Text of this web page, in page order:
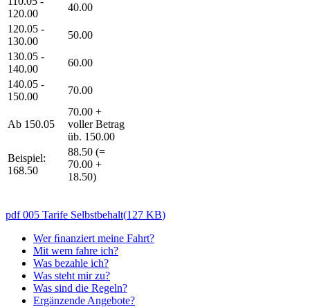
120.00
40.00
120.05 -
130.00
50.00
130.05 -
140.00
60.00
140.05 -
150.00
70.00
Ab 150.05
70.00 +
voller Betrag
üb. 150.00
Beispiel:
168.50
88.50 (=
70.00 +
18.50)
pdf005 Tarife Selbstbehalt(127 KB)
Wer ﬁnanziert meine Fahrt?
Mit wem fahre ich?
Was bezahle ich?
Was steht mir zu?
Was sind die Regeln?
Ergänzende Angebote?